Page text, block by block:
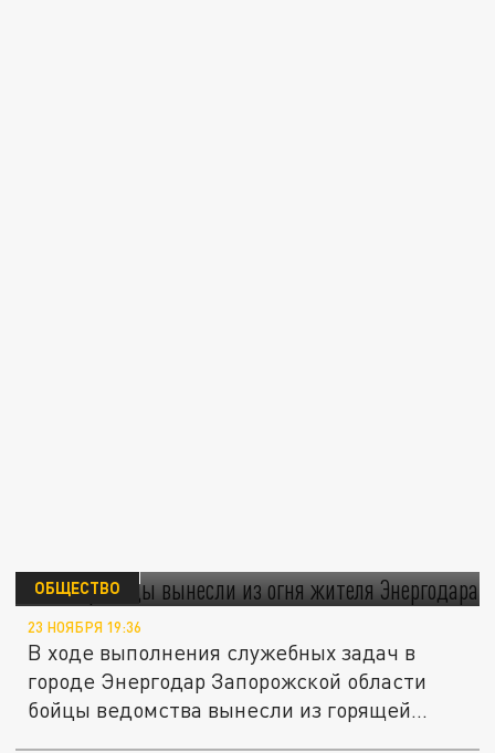
Энергодара
ОБЩЕСТВО
23 НОЯБРЯ 19:36
В ходе выполнения служебных задач в
городе Энергодар Запорожской области
бойцы ведомства вынесли из горящей...